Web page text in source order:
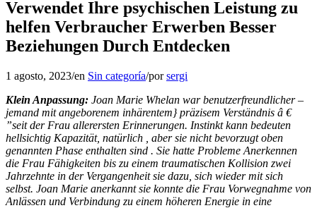
Verwendet Ihre psychischen Leistung zu
helfen Verbraucher Erwerben Besser
Beziehungen Durch Entdecken
1 agosto, 2023/en Sin categoría/porsergi
Klein Anpassung: Joan Marie Whelan war benutzerfreundlicher –
jemand mit angeborenem inhärentem} präzisem Verständnis â €
”seit der Frau allerersten Erinnerungen. Instinkt kann bedeuten
hellsichtig Kapazität, natürlich , aber sie nicht bevorzugt oben
genannten Phase enthalten sind . Sie hatte Probleme Anerkennen
die Frau Fähigkeiten bis zu einem traumatischen Kollision zwei
Jahrzehnte in der Vergangenheit sie dazu, sich wieder mit sich
selbst. Joan Marie anerkannt sie konnte die Frau Vorwegnahme von
Anlässen und Verbindung zu einem höheren Energie in eine